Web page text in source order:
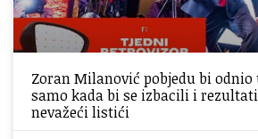
Zoran Milanović pobjedu bi
samo kada bi se izbacili i
nevažeći listići